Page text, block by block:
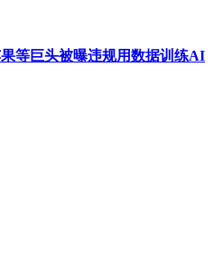
等巨头被曝违规用数据训练AI